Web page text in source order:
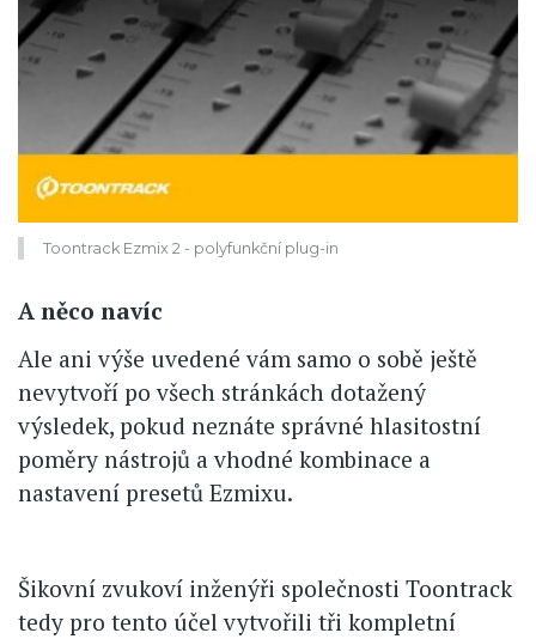
Toontrack Ezmix 2 - polyfunkční plug-in
A něco navíc
Ale ani výše uvedené vám samo o sobě ještě
nevytvoří po všech stránkách dotažený
výsledek, pokud neznáte správné hlasitostní
poměry nástrojů a vhodné kombinace a
nastavení presetů Ezmixu.
Šikovní zvukoví inženýři společnosti Toontrack
tedy pro tento účel vytvořili tři kompletní